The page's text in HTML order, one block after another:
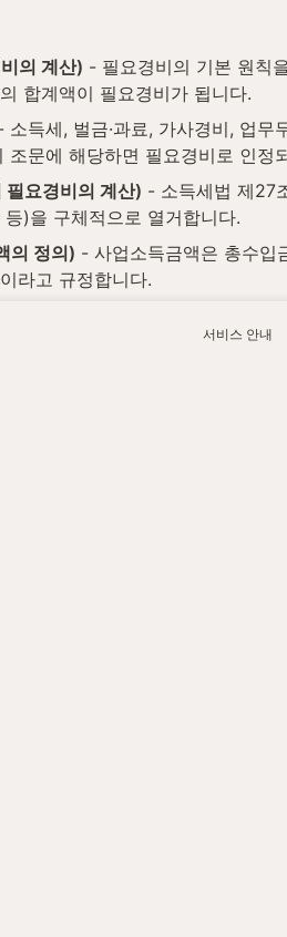
의 계산) - 필요경비의 기본 원칙
합계액이 필요경비가 됩니다.
소득세, 벌금·과료, 가사경비, 업무
문에 해당하면 필요경비로 인정
요경비의 계산) - 소득세법 제27
)을 구체적으로 열거합니다.
의 정의) - 사업소득금액은 총수입
라고 규정합니다.
서비스 안내